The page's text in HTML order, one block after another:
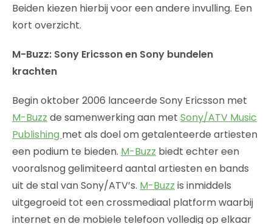
Beiden kiezen hierbij voor een andere invulling. Een
kort overzicht.
M-Buzz: Sony Ericsson en Sony bundelen
krachten
Begin oktober 2006 lanceerde Sony Ericsson met
M-Buzz de samenwerking aan met Sony/ATV Music
Publishing met als doel om getalenteerde artiesten
een podium te bieden. M-Buzz biedt echter een
vooralsnog gelimiteerd aantal artiesten en bands
uit de stal van Sony/ATV’s. M-Buzz is inmiddels
uitgegroeid tot een crossmediaal platform waarbij
internet en de mobiele telefoon volledig op elkaar